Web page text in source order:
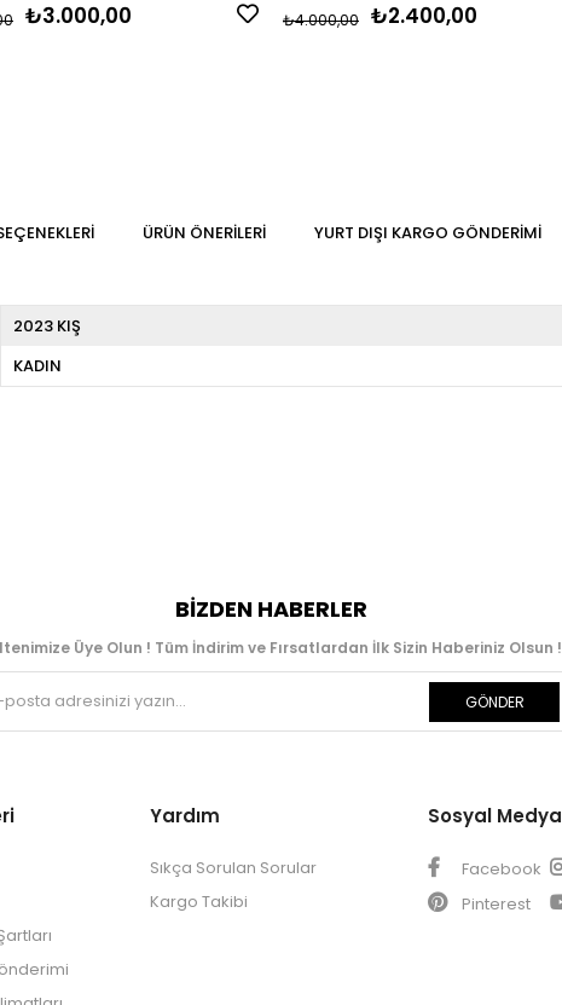
₺3.000,00 ₺2.400,00
₺4.000,00
ÜRÜN ÖNERILERI YURT DIŞI KARGO GÖNDERIMI
2023 KIŞ
KADIN
BIZDEN HABERLER
Üye Olun ! Tüm İndirim ve Fırsatlardan İlk Sizin Haberiniz Olsun !
GÖNDER
Yardım
Sıkça Sorulan Sorular
Kargo Takibi
Sosyal Medya
Facebook
Pinterest